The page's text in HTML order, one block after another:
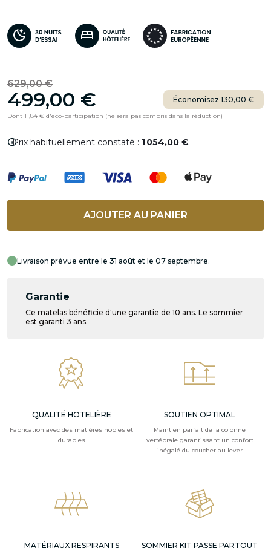
629,00 €
499,00 € Économisez 130,00 €
Dont 11,84 € d'éco-participation (ne sera pas compris dans la réduction)
infoPrix habituellement constaté : 1 054,00 €
AJOUTER AU PANIER
Livraison prévue entre le 31 août et le 07 septembre.
Garantie
Ce matelas bénéficie d'une garantie de 10 ans. Le sommier
est garanti 3 ans.
QUALITÉ HOTELIÈRE
Fabrication avec des matières nobles et
durables
SOUTIEN OPTIMAL
Maintien parfait de la colonne
vertébrale garantissant un confort
inégalé du coucher au lever
MATÉRIAUX RESPIRANTS SOMMIER KIT PASSE PARTOUT